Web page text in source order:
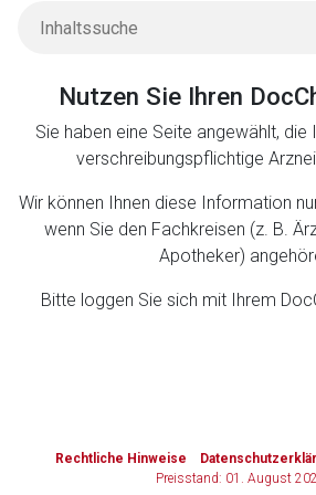
Nutzen Sie Ihren
Sie haben eine Seite angewählt,
verschreibungspflichtige
Wir können Ihnen diese Information
wenn Sie den Fachkreisen (z. B.
Apotheker)
Bitte loggen Sie sich mit Ihrem
Rechtliche Hinweise
Preisstand: 01. August